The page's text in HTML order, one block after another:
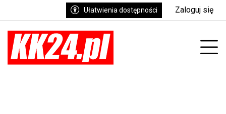
Ułatwienia dostępności Zaloguj się